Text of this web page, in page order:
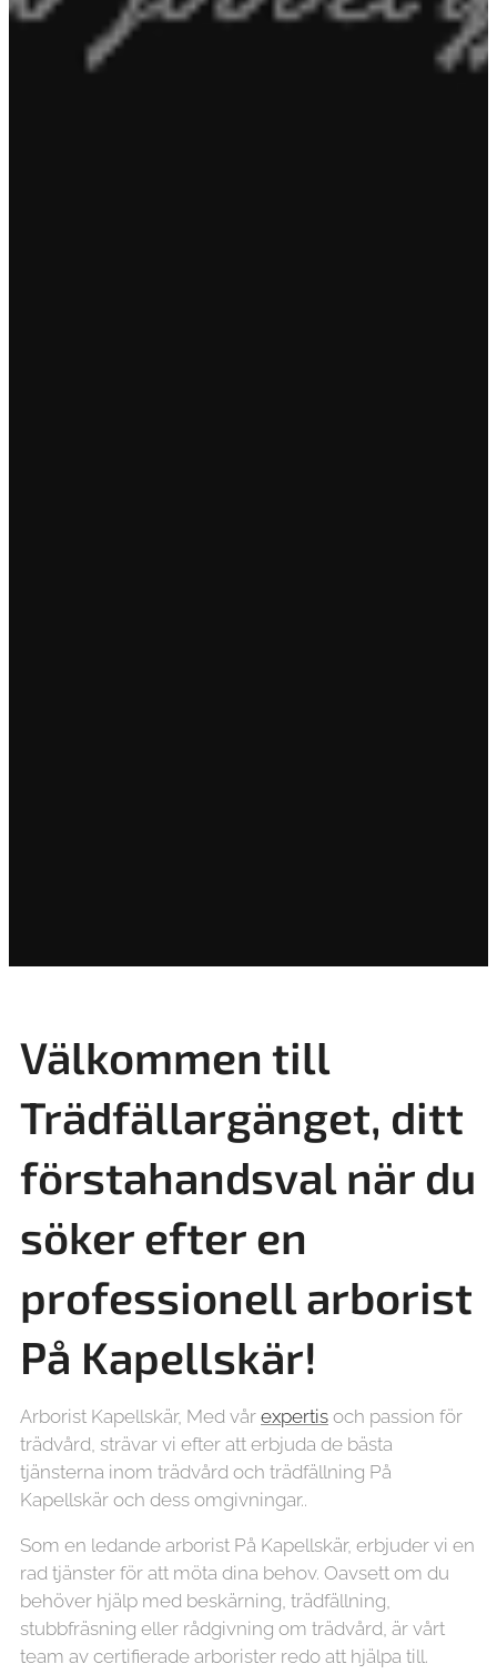
Välkommen till
Trädfällargänget, ditt
förstahandsval när du
söker efter en
professionell arborist
På Kapellskär!
Arborist Kapellskär, Med vår expertis och passion för
trädvård, strävar vi efter att erbjuda de bästa
tjänsterna inom trädvård och trädfällning På
Kapellskär och dess omgivningar..
Som en ledande arborist På Kapellskär, erbjuder vi en
rad tjänster för att möta dina behov. Oavsett om du
behöver hjälp med beskärning, trädfällning,
stubbfräsning eller rådgivning om trädvård, är vårt
team av certifierade arborister redo att hjälpa till.